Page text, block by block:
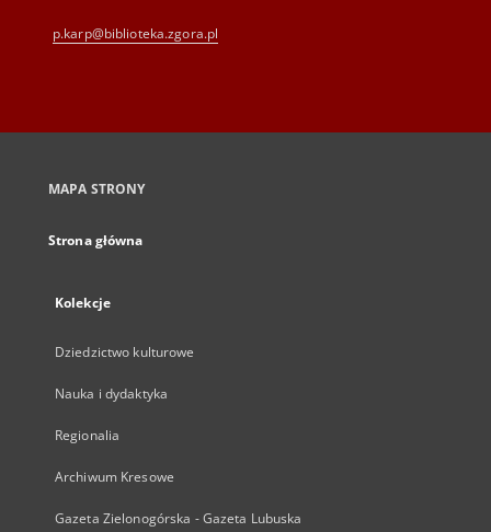
p.karp@biblioteka.zgora.pl
MAPA STRONY
Strona główna
Kolekcje
Dziedzictwo kulturowe
Nauka i dydaktyka
Regionalia
Archiwum Kresowe
Gazeta Zielonogórska - Gazeta Lubuska